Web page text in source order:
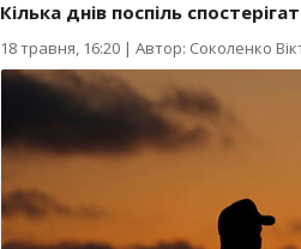
Кілька днів поспіль
18 травня, 16:20 | Автор: Соколенко